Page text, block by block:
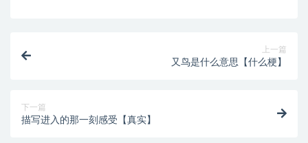
上一篇
又鸟是什么意思【什么梗】
下一篇
描写进入的那一刻感受【真实】